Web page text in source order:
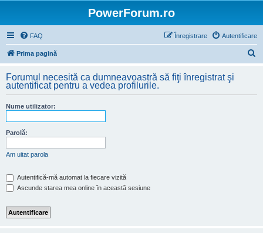
PowerForum.ro
FAQ Autentificare
Înregistrare
Prima pagină
t
Forumul necesită ca dumneavoastră să fiţi înregistrat şi
autentificat pentru a vedea profilurile.
Nume utilizator:
Parolă:
Am uitat parola
Autentifică-mă automat la fiecare vizită
Ascunde starea mea online în această sesiune